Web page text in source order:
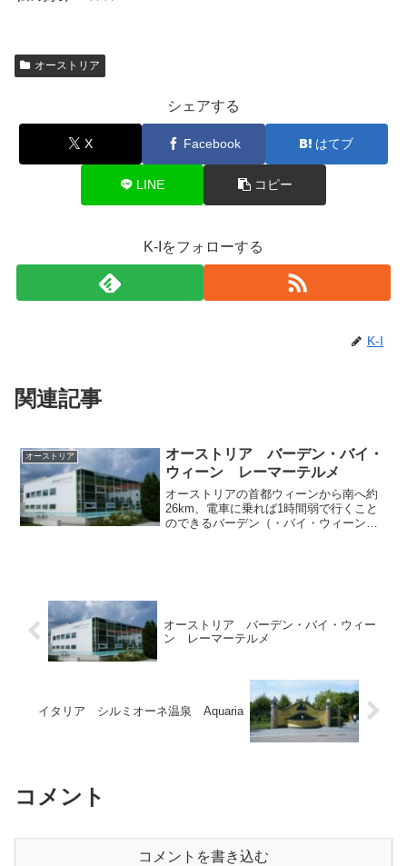
オーストリア
シェアする
X Facebook はてブ
LINE コピー
K-Iをフォローする
K-I
関連記事
オーストリア
オーストリア バーデン・バイ・
ウィーン レーマーテルメ
オーストリアの首都ウィーンから南へ約
26km、電車に乗れば1時間弱で行くこと
のできるバーデン（・バイ・ウィーン）
オーストリア バーデン・バイ・ウィー
ン レーマーテルメ
イタリア シルミオーネ温泉 Aquaria
コメント
コメントを書き込む